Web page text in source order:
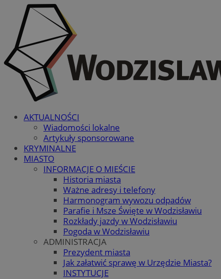
AKTUALNOŚCI
Wiadomości lokalne
Artykuły sponsorowane
KRYMINALNE
MIASTO
INFORMACJE O MIEŚCIE
Historia miasta
Ważne adresy i telefony
Harmonogram wywozu odpadów
Parafie i Msze Święte w Wodzisławiu
Rozkłady jazdy w Wodzisławiu
Pogoda w Wodzisławiu
ADMINISTRACJA
Prezydent miasta
Jak załatwić sprawę w Urzędzie Miasta?
INSTYTUCJE